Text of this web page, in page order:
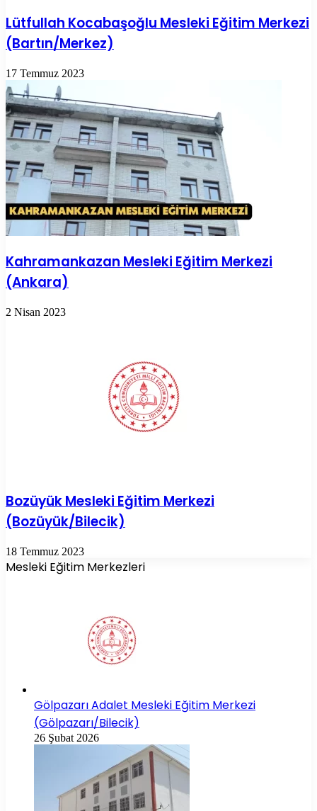
Lütfullah Kocabaşoğlu Mesleki Eğitim Merkezi
(Bartın/Merkez)
17 Temmuz 2023
Kahramankazan Mesleki Eğitim Merkezi
(Ankara)
2 Nisan 2023
Bozüyük Mesleki Eğitim Merkezi
(Bozüyük/Bilecik)
18 Temmuz 2023
Mesleki Eğitim Merkezleri
Gölpazarı Adalet Mesleki Eğitim Merkezi
(Gölpazarı/Bilecik)
26 Şubat 2026